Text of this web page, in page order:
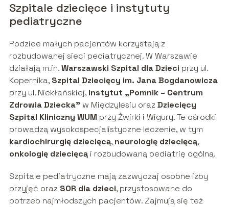
Szpitale dziecięce i instytuty
pediatryczne
Rodzice małych pacjentów korzystają z
rozbudowanej sieci pediatrycznej. W Warszawie
działają m.in.Warszawski Szpital dla Dzieci przy ul.
Kopernika, Szpital Dziecięcy im. Jana Bogdanowicza
przy ul. Niekłańskiej, Instytut „Pomnik – Centrum
Zdrowia Dziecka” w Międzylesiu oraz Dziecięcy
Szpital Kliniczny WUM przy Żwirki i Wigury. Te ośrodki
prowadzą wysokospecjalistyczne leczenie, w tym
kardiochirurgię dziecięcą, neurologię dziecięcą,
onkologię dziecięcąi rozbudowaną pediatrię ogólną.
Szpitale pediatryczne mają zazwyczaj osobne izby
przyjęć oraz SOR dla dzieci, przystosowane do
potrzeb najmłodszych pacjentów. Zajmują się też